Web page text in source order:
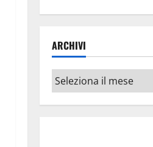
ARCHIVI
Archivi